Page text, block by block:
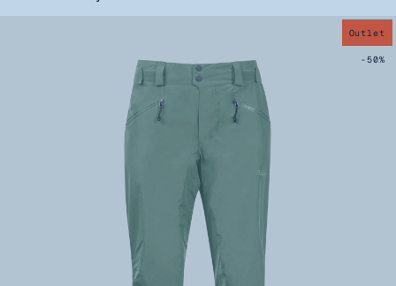
Outlet
-50%